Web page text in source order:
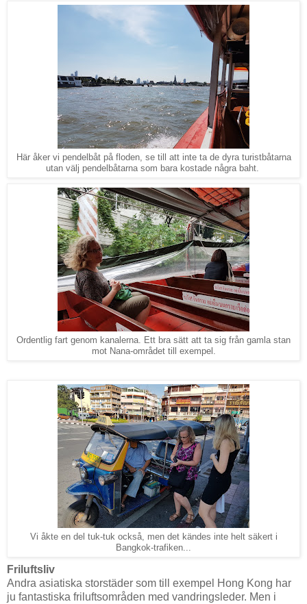
Här åker vi pendelbåt på floden, se till att inte ta de dyra turistbåtarna
utan välj pendelbåtarna som bara kostade några baht.
Ordentlig fart genom kanalerna. Ett bra sätt att ta sig från gamla stan
mot Nana-området till exempel.
Vi åkte en del tuk-tuk också, men det kändes inte helt säkert i
Bangkok-trafiken...
Friluftsliv
Andra asiatiska storstäder som till exempel Hong Kong har
ju fantastiska friluftsområden med vandringsleder. Men i